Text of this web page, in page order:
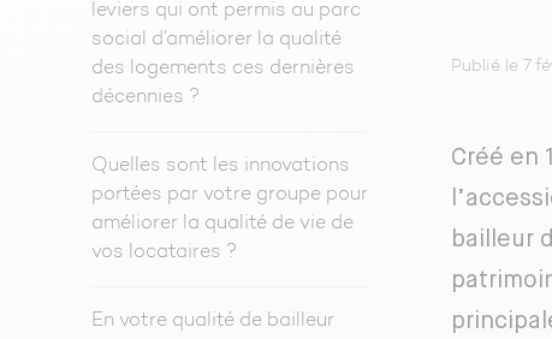
leviers qui ont permis au parc
social d’améliorer la qualité
des logements ces dernières
décennies ?
Quelles sont les innovations
portées par votre groupe pour
améliorer la qualité de vie de
vos locataires ?
En votre qualité de bailleur
Publié le 7
Créé en
bailleur